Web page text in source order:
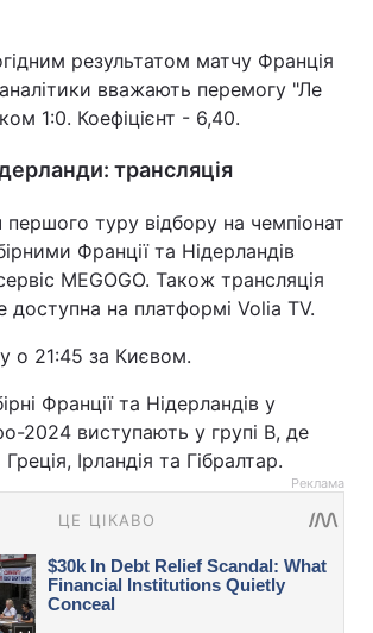
результатом матчу Франція
вважають перемогу "Ле
1:0. Коефіцієнт - 6,40.
трансляція
першого туру відбору на чемпіонат
Франції та Нідерландів
MEGOGO. Також трансляція
доступна на платформі Volia TV.
о 21:45 за Києвом.
Франції та Нідерландів у
2024 виступають у групі В, де
Ірландія та Гібралтар.
Реклама